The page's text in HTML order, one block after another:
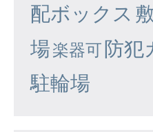
配ボックス
場楽器可防犯
駐輪場